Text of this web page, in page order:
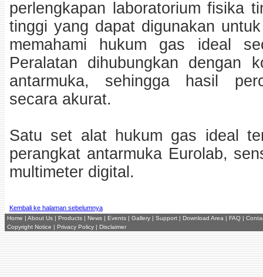
perlengkapan laboratorium fisika
tinggi yang dapat digunakan
memahami hukum gas ideal
Peralatan dihubungkan dengan
antarmuka, sehingga hasil
secara akurat.
Satu set alat hukum gas ideal
perangkat antarmuka Eurolab,
multimeter digital.
Kembali ke halaman sebelumnya
Home | About Us | Products | News | Events | Gallery | Support | Download Area | FAQ |
Copyright Notice | Privacy Policy | Disclaimer